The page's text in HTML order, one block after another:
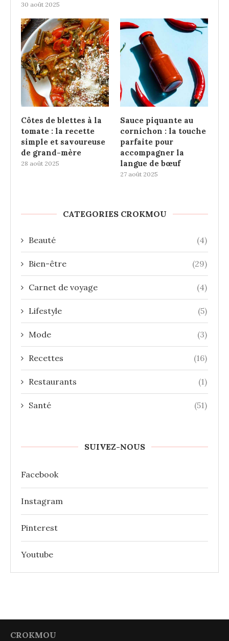
30 août 2025
Côtes de blettes à la
tomate : la recette
simple et savoureuse
de grand-mère
28 août 2025
Sauce piquante au
cornichon : la touche
parfaite pour
accompagner la
langue de bœuf
27 août 2025
CATEGORIES CROKMOU
Beauté (4)
Bien-être (29)
Carnet de voyage (4)
Lifestyle (5)
Mode (3)
Recettes (16)
Restaurants (1)
Santé (51)
SUIVEZ-NOUS
Facebook
Instagram
Pinterest
Youtube
CROKMOU